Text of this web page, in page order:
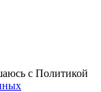
с Политикой